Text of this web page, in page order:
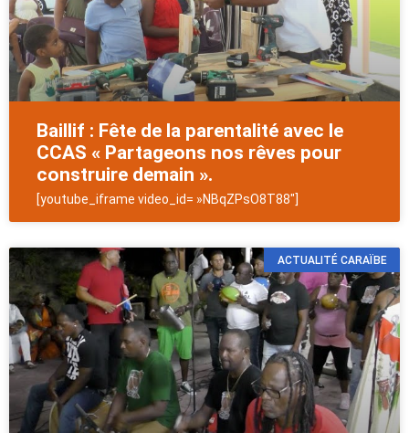
Baillif : Fête de la parentalité avec le
CCAS « Partageons nos rêves pour
construire demain ».
[youtube_iframe video_id= »NBqZPsO8T88″]
ACTUALITÉ CARAÏBE